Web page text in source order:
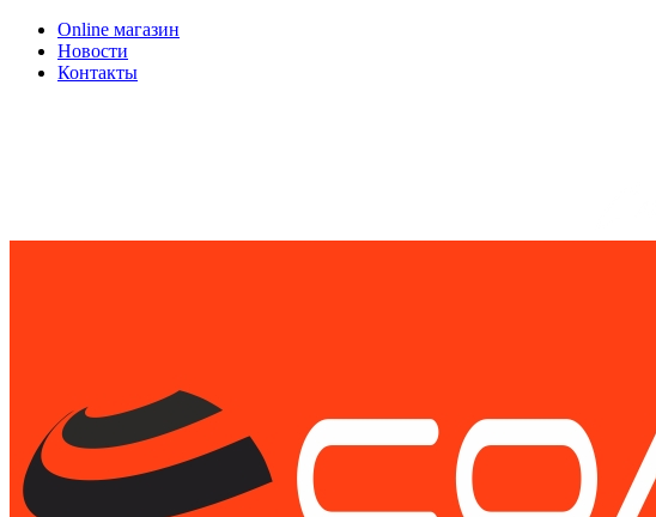
Online магазин
Новости
Контакты